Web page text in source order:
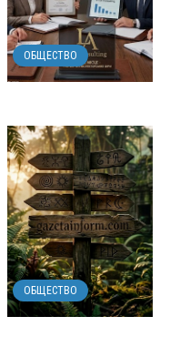
ОБЩЕСТВО
ОБЩЕСТВО